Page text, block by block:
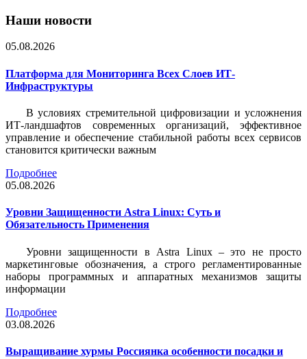
Наши новости
05.08.2026
Платформа для Мониторинга Всех Слоев ИТ-
Инфраструктуры
В условиях стремительной цифровизации и усложнения
ИТ-ландшафтов современных организаций, эффективное
управление и обеспечение стабильной работы всех сервисов
становится критически важным
Подробнее
05.08.2026
Уровни Защищенности Astra Linux: Суть и
Обязательность Применения
Уровни защищенности в Astra Linux – это не просто
маркетинговые обозначения, а строго регламентированные
наборы программных и аппаратных механизмов защиты
информации
Подробнее
03.08.2026
Выращивание хурмы Россиянка особенности посадки и